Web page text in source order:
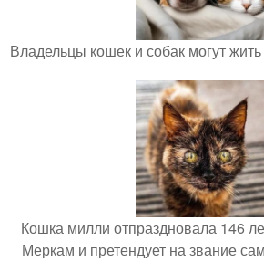
Владельцы кошек и собак могут
Кошка милли отпраздновала 146
Меркам и претендует на звание